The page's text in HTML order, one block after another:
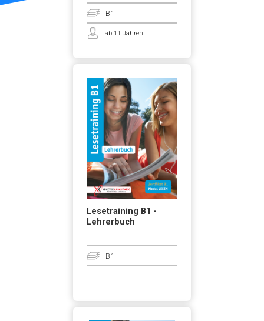
B1
ab 11 Jahren
Lesetraining B1 -
Lehrerbuch
B1